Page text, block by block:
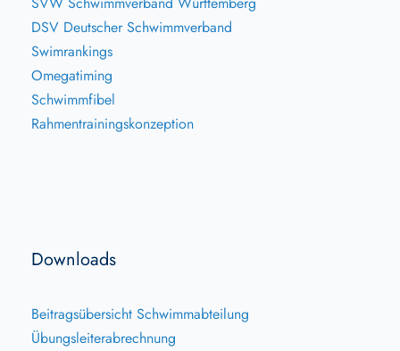
DSV Deutscher Schwimmverband
Swimrankings
Omegatiming
Schwimmfibel
Rahmentrainingskonzeption
Downloads
Beitragsübersicht Schwimmabteilung
Übungsleiterabrechnung